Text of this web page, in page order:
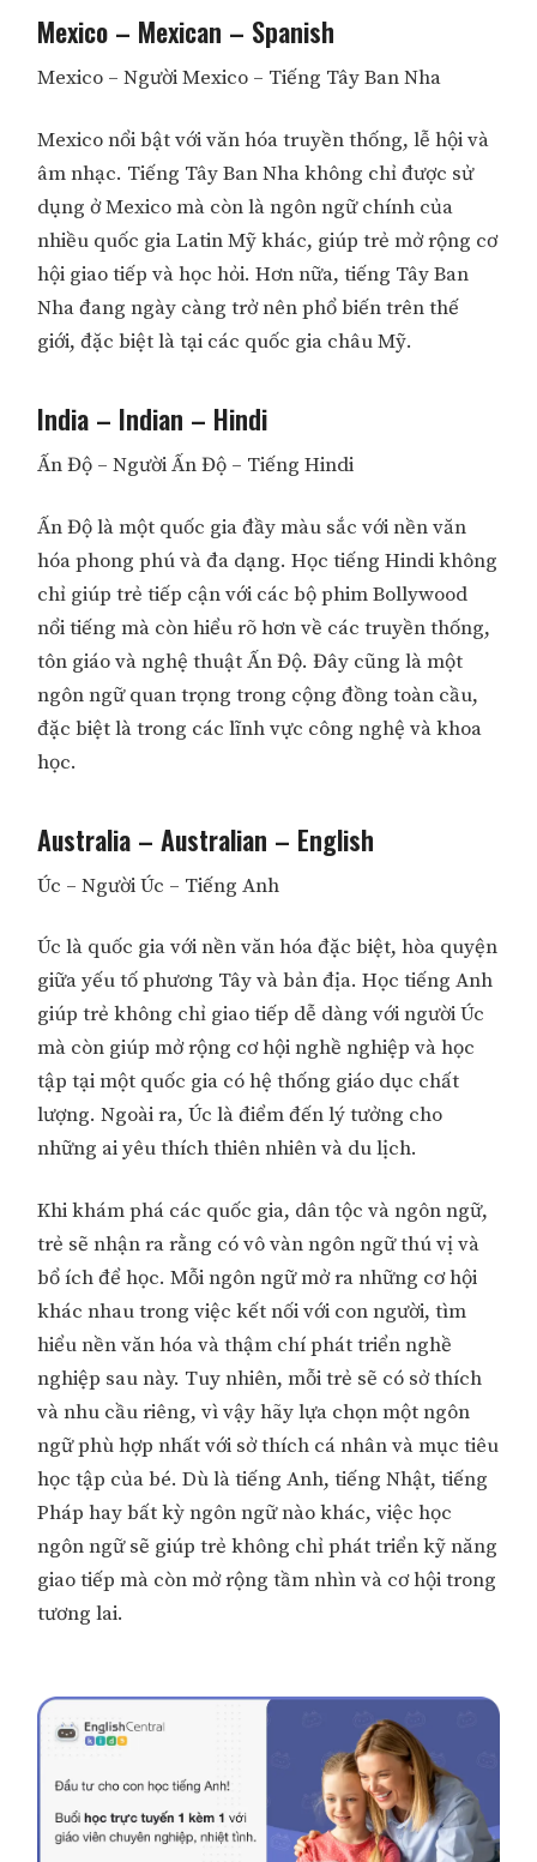
Mexico – Mexican – Spanish
Mexico – Người Mexico – Tiếng Tây Ban Nha
Mexico nổi bật với văn hóa truyền thống, lễ hội và
âm nhạc. Tiếng Tây Ban Nha không chỉ được sử
dụng ở Mexico mà còn là ngôn ngữ chính của
nhiều quốc gia Latin Mỹ khác, giúp trẻ mở rộng cơ
hội giao tiếp và học hỏi. Hơn nữa, tiếng Tây Ban
Nha đang ngày càng trở nên phổ biến trên thế
giới, đặc biệt là tại các quốc gia châu Mỹ.
India – Indian – Hindi
Ấn Độ – Người Ấn Độ – Tiếng Hindi
Ấn Độ là một quốc gia đầy màu sắc với nền văn
hóa phong phú và đa dạng. Học tiếng Hindi không
chỉ giúp trẻ tiếp cận với các bộ phim Bollywood
nổi tiếng mà còn hiểu rõ hơn về các truyền thống,
tôn giáo và nghệ thuật Ấn Độ. Đây cũng là một
ngôn ngữ quan trọng trong cộng đồng toàn cầu,
đặc biệt là trong các lĩnh vực công nghệ và khoa
học.
Australia – Australian – English
Úc – Người Úc – Tiếng Anh
Úc là quốc gia với nền văn hóa đặc biệt, hòa quyện
giữa yếu tố phương Tây và bản địa. Học tiếng Anh
giúp trẻ không chỉ giao tiếp dễ dàng với người Úc
mà còn giúp mở rộng cơ hội nghề nghiệp và học
tập tại một quốc gia có hệ thống giáo dục chất
lượng. Ngoài ra, Úc là điểm đến lý tưởng cho
những ai yêu thích thiên nhiên và du lịch.
Khi khám phá các quốc gia, dân tộc và ngôn ngữ,
trẻ sẽ nhận ra rằng có vô vàn ngôn ngữ thú vị và
bổ ích để học. Mỗi ngôn ngữ mở ra những cơ hội
khác nhau trong việc kết nối với con người, tìm
hiểu nền văn hóa và thậm chí phát triển nghề
nghiệp sau này. Tuy nhiên, mỗi trẻ sẽ có sở thích
và nhu cầu riêng, vì vậy hãy lựa chọn một ngôn
ngữ phù hợp nhất với sở thích cá nhân và mục tiêu
học tập của bé. Dù là tiếng Anh, tiếng Nhật, tiếng
Pháp hay bất kỳ ngôn ngữ nào khác, việc học
ngôn ngữ sẽ giúp trẻ không chỉ phát triển kỹ năng
giao tiếp mà còn mở rộng tầm nhìn và cơ hội trong
tương lai.